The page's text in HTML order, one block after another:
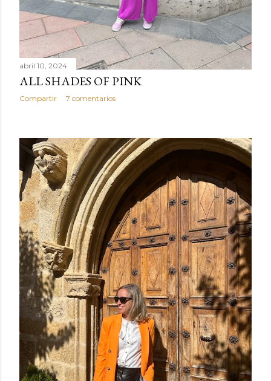
abril 10, 2024
ALL SHADES OF PINK
Compartir 7 comentarios